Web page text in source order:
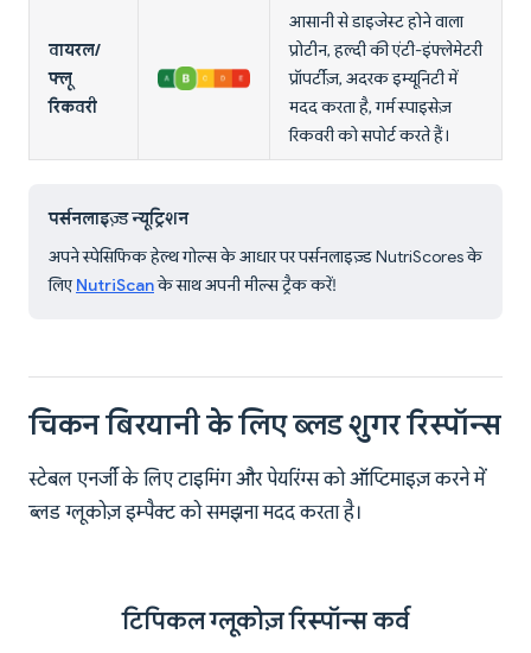
वायरल/
फ्लू
रिकवरी
आसानी से डाइजेस्ट होने वाला
प्रोटीन, हल्दी की एंटी-इंफ्लेमेटरी
प्रॉपर्टीज़, अदरक इम्यूनिटी में
मदद करता है, गर्म स्पाइसेज़
रिकवरी को सपोर्ट करते हैं।
पर्सनलाइज़्ड न्यूट्रिशन
अपने स्पेसिफिक हेल्थ गोल्स के आधार पर पर्सनलाइज़्ड NutriScores के
लिए NutriScanके साथ अपनी मील्स ट्रैक करें!
चिकन बिरयानी के लिए ब्लड शुगर रिस्पॉन्स
स्टेबल एनर्जी के लिए टाइमिंग और पेयरिंग्स को ऑप्टिमाइज़ करने में
ब्लड ग्लूकोज़ इम्पैक्ट को समझना मदद करता है।
टिपिकल ग्लूकोज़ रिस्पॉन्स कर्व